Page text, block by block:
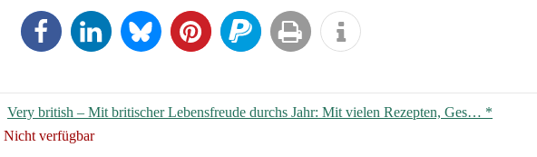
Very bri­tish – Mit bri­ti­scher Lebens­freu­de durchs Jahr: Mit vie­len Rezep­ten, Ges… *
Nicht ver­füg­bar